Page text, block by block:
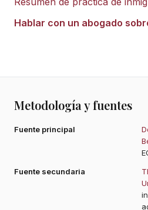
Hablar con un abogado
Metodología y fuentes
Fuente principal
Fuente secundaria